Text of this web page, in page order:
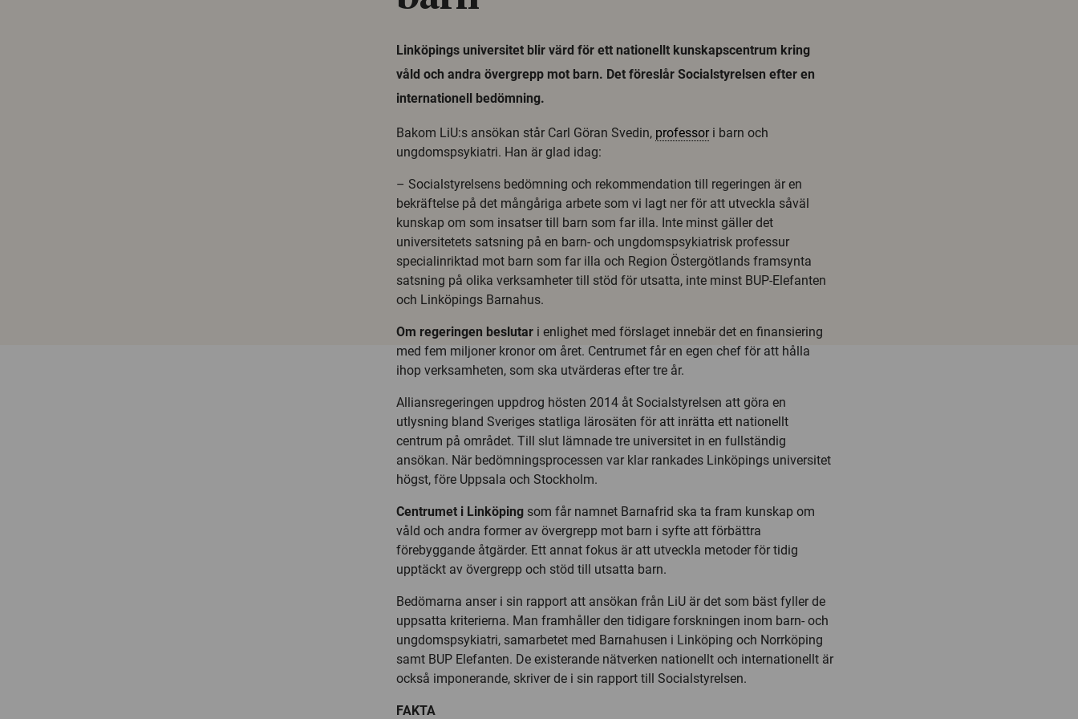
Linköpings universitet blir värd för ett nationellt kunskapscentrum kring
våld och andra övergrepp mot barn. Det föreslår Socialstyrelsen efter en
internationell bedömning.
Bakom LiU:s ansökan står Carl Göran Svedin, professori barn och
ungdomspsykiatri. Han är glad idag:
– Socialstyrelsens bedömning och rekommendation till regeringen är en
bekräftelse på det mångåriga arbete som vi lagt ner för att utveckla såväl
kunskap om som insatser till barn som far illa. Inte minst gäller det
universitetets satsning på en barn- och ungdomspsykiatrisk professur
specialinriktad mot barn som far illa och Region Östergötlands framsynta
satsning på olika verksamheter till stöd för utsatta, inte minst BUP-Elefanten
och Linköpings Barnahus.
Om regeringen beslutar i enlighet med förslaget innebär det en finansiering
med fem miljoner kronor om året. Centrumet får en egen chef för att hålla
ihop verksamheten, som ska utvärderas efter tre år.
Alliansregeringen uppdrog hösten 2014 åt Socialstyrelsen att göra en
utlysning bland Sveriges statliga lärosäten för att inrätta ett nationellt
centrum på området. Till slut lämnade tre universitet in en fullständig
ansökan. När bedömningsprocessen var klar rankades Linköpings universitet
högst, före Uppsala och Stockholm.
Centrumet i Linköping som får namnet Barnafrid ska ta fram kunskap om
våld och andra former av övergrepp mot barn i syfte att förbättra
förebyggande åtgärder. Ett annat fokus är att utveckla metoder för tidig
upptäckt av övergrepp och stöd till utsatta barn.
Bedömarna anser i sin rapport att ansökan från LiU är det som bäst fyller de
uppsatta kriterierna. Man framhåller den tidigare forskningen inom barn- och
ungdomspsykiatri, samarbetet med Barnahusen i Linköping och Norrköping
samt BUP Elefanten. De existerande nätverken nationellt och internationellt är
också imponerande, skriver de i sin rapport till Socialstyrelsen.
FAKTA